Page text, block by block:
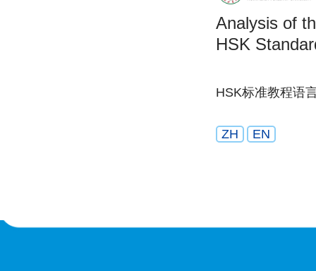
Analysis of
HSK
HSK标准教程语
ZH EN